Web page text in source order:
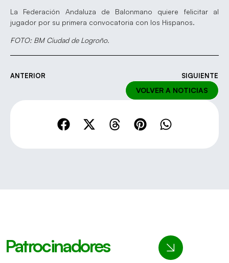
La Federación Andaluza de Balonmano quiere felicitar al
jugador por su primera convocatoria con los Hispanos.
FOTO: BM Ciudad de Logroño.
ANTERIOR SIGUIENTE
VOLVER A NOTICIAS
Patrocinadores